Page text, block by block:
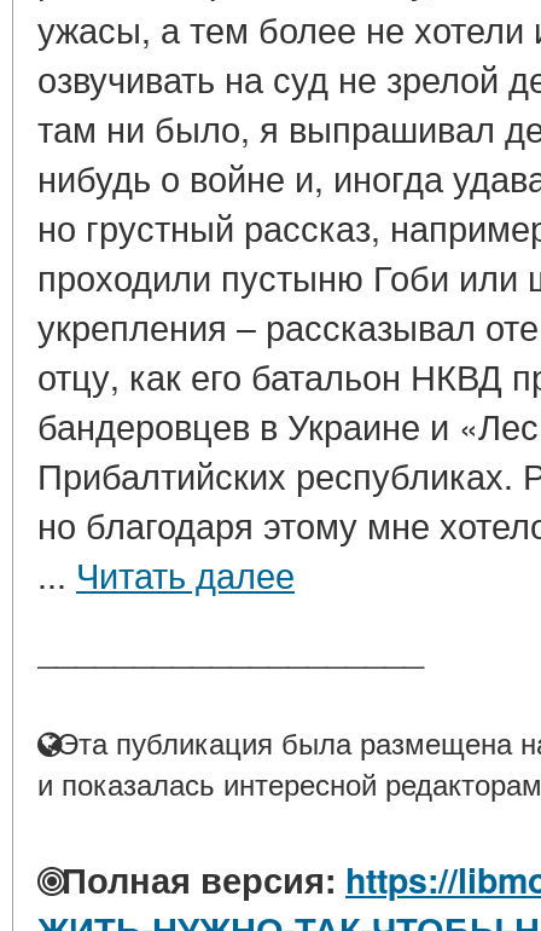
ужасы, а тем более не
озвучивать на суд не зрелой
там ни было, я выпрашивал
нибудь о войне и, иногда
но грустный рассказ,
проходили пустыню Гоби или
укрепления – рассказывал
отцу, как его батальон НКВД
бандеровцев в Украине и
Прибалтийских республиках.
но благодаря этому мне
... Читать далее
Эта публикация была размещена
и показалась интересной
Полная версия: https://